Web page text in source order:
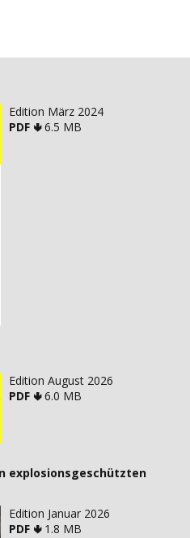
Edition März 2024
PDF 🢃6.5 MB
Edition August 2026
PDF 🢃6.0 MB
explosionsgeschützten
Edition Januar 2026
PDF 🢃 1.8 MB